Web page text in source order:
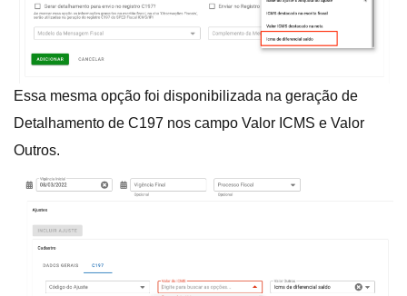
Essa mesma opção foi disponibilizada na geração de
Detalhamento de C197 nos campo Valor ICMS e Valor
Outros.